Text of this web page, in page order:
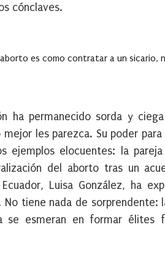
cónclaves.
aborto es como contratar a un sicario,
ha permanecido sorda y
les parezca. Su poder
ejemplos elocuentes: la
del aborto tras un
Luisa González, ha
tiene nada de sorprendente:
se esmeran en formar élites